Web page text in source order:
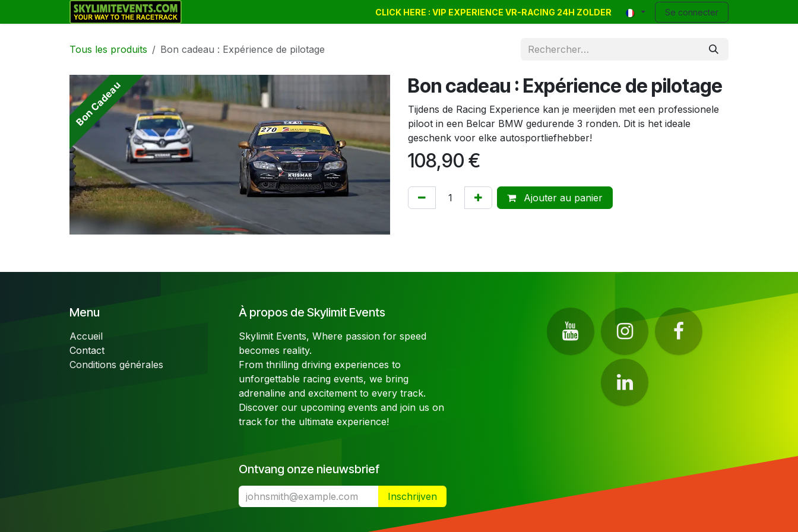
Se rendre au contenu BSSC Bon cadeau Company Events Annonces Contact Blog
CLICK HERE : VIP EXPERIENCE VR-RACING 24H ZOLDER Se connecter
Tous les produits Bon cadeau : Expérience de pilotage
Bon Cadeau Bon cadeau : Expérience de pilotage
Tijdens de Racing Experience kan je meerijden met een professionele
piloot in een Belcar BMW gedurende 3 ronden. Dit is het ideale
geschenk voor elke autosportliefhebber!
108,90 €
Ajouter au panier
Menu
Accueil
Contact
Conditions générales
À propos de Skylimit Events
Skylimit Events, Where passion for speed
becomes reality.
From thrilling driving experiences to
unforgettable racing events, we bring
adrenaline and excitement to every track.
Discover our upcoming events and join us on
track for the ultimate experience!
Ontvang onze nieuwsbrief
Inschrijven